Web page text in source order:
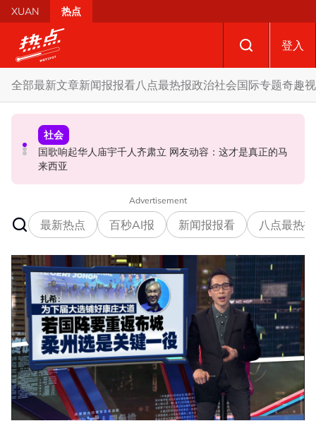
Skip to main content
XUAN 热点
登入
全部最新文章新闻报报看八点最热报政治社会国际专题奇趣
政治
反驳伊党“土团自动退出论” 慕尤丁前机要秘书晒章程打脸
社会
国歌响起华人庙宇千人齐肃立 网友动容：这才是真正的马
来西亚
政治
马六甲州选 | 甲州选席谈判现空间？ 法米：国阵开放态度
值得探讨
Advertisement
最新热点 百秒AI报 新闻报报看 八点最热报